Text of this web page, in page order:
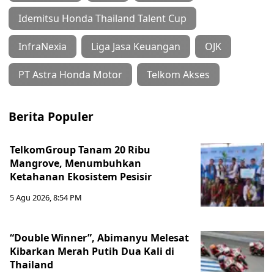
Idemitsu Honda Thailand Talent Cup
InfraNexia Liga Jasa Keuangan OJK
PT Astra Honda Motor Telkom Akses
Berita Populer
TelkomGroup Tanam 20 Ribu
Mangrove, Menumbuhkan
Ketahanan Ekosistem Pesisir
5 Agu 2026, 8:54 PM
“Double Winner”, Abimanyu Melesat
Kibarkan Merah Putih Dua Kali di
Thailand